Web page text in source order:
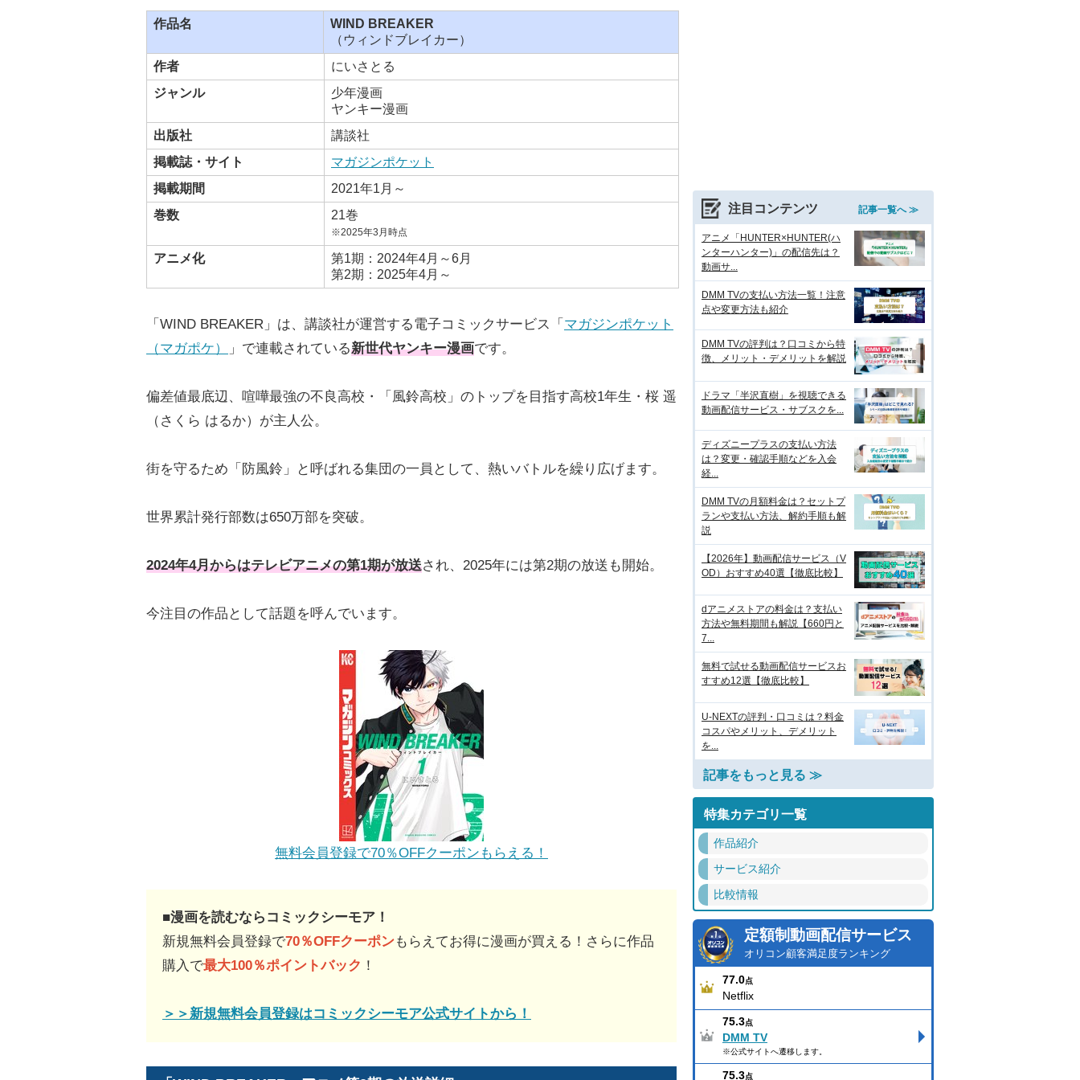
作品名
WIND BREAKER
（ウィンドブレイカー）
作者
にいさとる
ジャンル
少年漫画
ヤンキー漫画
出版社
講談社
掲載誌・サイト
マガジンポケット
掲載期間
2021年1月～
巻数
21巻
※2025年3月時点
アニメ化
第1期：2024年4月～6月
第2期：2025年4月～
「WIND BREAKER」は、講談社が運営する電子コミックサービス「 マガジンポケット
（マガポケ）
」で連載されている新世代ヤンキー漫画です。
偏差値最底辺、喧嘩最強の不良高校・「風鈴高校」のトップを目指す高校1年生・桜 遥
（さくら はるか）が主人公。
街を守るため「防風鈴」と呼ばれる集団の一員として、熱いバトルを繰り広げます。
世界累計発行部数は650万部を突破。
2024年4月からはテレビアニメの第1期が放送され、2025年には第2期の放送も開始。
今注目の作品として話題を呼んでいます。
無料会員登録で70％OFFクーポンもらえる！
■漫画を読むならコミックシーモア！
新規無料会員登録で70％OFFクーポンもらえてお得に漫画が買える！さらに作品
購入で最大100％ポイントバック ！
＞＞新規無料会員登録はコミックシーモア公式サイトから！
注目コンテンツ 記事一覧へ ≫
アニメ「HUNTER×HUNTER(ハ
ンターハンター)」の配信先は？
動画サ...
DMM TVの支払い方法一覧！注意
点や変更方法も紹介
DMM TVの評判は？口コミから特
徴、メリット・デメリットを解説
ドラマ「半沢直樹」を視聴できる
動画配信サービス・サブスクを...
ディズニープラスの支払い方法
は？変更・確認手順などを入会
経...
DMM TVの月額料金は？セットプ
ランや支払い方法、解約手順も解
説
【2026年】動画配信サービス（V
OD）おすすめ40選【徹底比較】
dアニメストアの料金は？支払い
方法や無料期間も解説【660円と
7...
無料で試せる動画配信サービスお
すすめ12選【徹底比較】
U-NEXTの評判・口コミは？料金
コスパやメリット、デメリット
を...
記事をもっと見る ≫
特集カテゴリ一覧
作品紹介
サービス紹介
比較情報
定額制動画配信サービス
オリコン顧客満足度ランキング
77.0点
Netflix
75.3点
DMM TV
※公式サイトへ遷移します。
75.3点